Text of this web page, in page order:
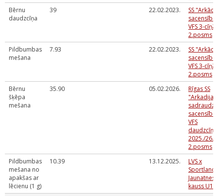
Bērnu
daudzcīņa
39 22.02.2023.
SS
VFS 3-cīņās
2.posms
Pildbumbas
mešana
7.93 22.02.2023.
SS
VFS 3-cīņās
2.posms
Bērnu
šķēpa
mešana
35.90 05.02.2026.
Rīgas SS
"Arkadija"
VFS
2025./
2.posms
Pildbumbas
mešana no
apakšas ar
lēcienu (1 g)
10.39 13.12.2025.
LVS x
Sportland
Jaunatnes
kauss U12